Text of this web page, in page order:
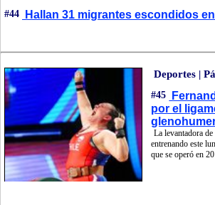
#44 Hallan 31 migrantes escondidos
Deportes |
#45
por el
La levantadora
entrenando este
que se operó en